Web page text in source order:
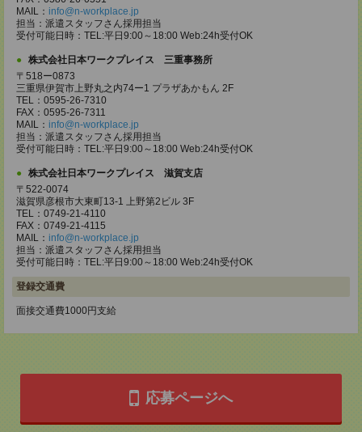
MAIL： info@n-workplace.jp
担当：派遣スタッフさん採用担当
受付可能日時：TEL:平日9:00～18:00 Web:24h受付OK
株式会社日本ワークプレイス 三重事務所
〒518ー0873
三重県伊賀市上野丸之内74ー1 プラザあかもん 2F
TEL：0595-26-7310
FAX：0595-26-7311
MAIL： info@n-workplace.jp
担当：派遣スタッフさん採用担当
受付可能日時：TEL:平日9:00～18:00 Web:24h受付OK
株式会社日本ワークプレイス 滋賀支店
〒522-0074
滋賀県彦根市大東町13-1 上野第2ビル 3F
TEL：0749-21-4110
FAX：0749-21-4115
MAIL： info@n-workplace.jp
担当：派遣スタッフさん採用担当
受付可能日時：TEL:平日9:00～18:00 Web:24h受付OK
登録交通費
面接交通費1000円支給
応募ページへ